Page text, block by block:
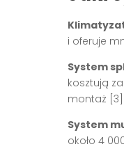
i oferuje
System
kosztują
montaż
System
około 4